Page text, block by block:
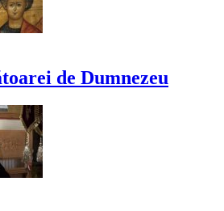
de Dumnezeu